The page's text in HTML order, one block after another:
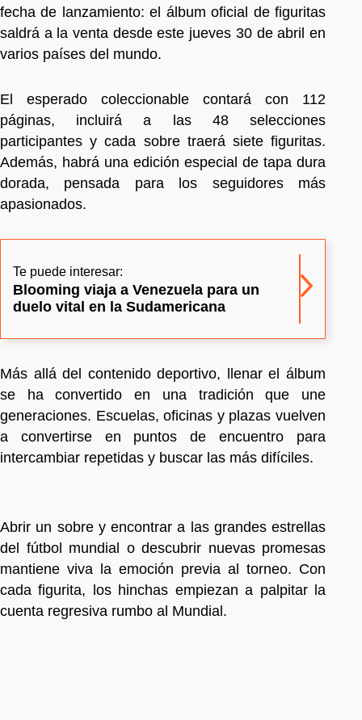
fecha de lanzamiento: el álbum oficial de figuritas
saldrá a la venta desde este jueves 30 de abril en
varios países del mundo.
El esperado coleccionable contará con 112
páginas, incluirá a las 48 selecciones
participantes y cada sobre traerá siete figuritas.
Además, habrá una edición especial de tapa dura
dorada, pensada para los seguidores más
apasionados.
Te puede interesar:
Blooming viaja a Venezuela para un
duelo vital en la Sudamericana
Más allá del contenido deportivo, llenar el álbum
se ha convertido en una tradición que une
generaciones. Escuelas, oficinas y plazas vuelven
a convertirse en puntos de encuentro para
intercambiar repetidas y buscar las más difíciles.
Abrir un sobre y encontrar a las grandes estrellas
del fútbol mundial o descubrir nuevas promesas
mantiene viva la emoción previa al torneo. Con
cada figurita, los hinchas empiezan a palpitar la
cuenta regresiva rumbo al Mundial.